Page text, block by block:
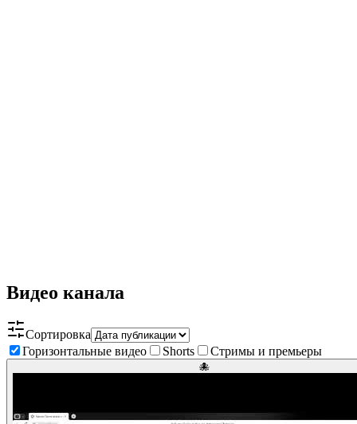
Видео канала
Сортировка
Горизонтальные видео
Shorts Стримы и премьеры
🐙